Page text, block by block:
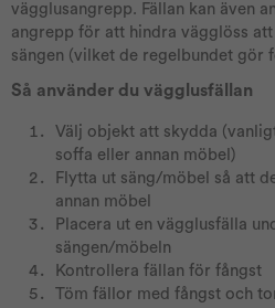
vägglusangrepp. Fällan kan även
angrepp för att hindra vägglöss
sängen (vilket de regelbundet gör
Så använder du vägglusfällan
Välj objekt att skydda
soffa eller annan möbel)
Flytta ut säng/möbel så att
annan möbel
Placera ut en vägglusfälla
sängen/möbeln
Kontrollera fällan för fångst
Töm fällor med fångst och